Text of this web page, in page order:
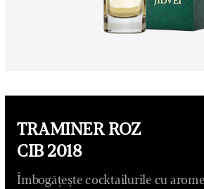
TRAMINER ROZ
CIB 2018
Îmbogățește cocktailurile cu